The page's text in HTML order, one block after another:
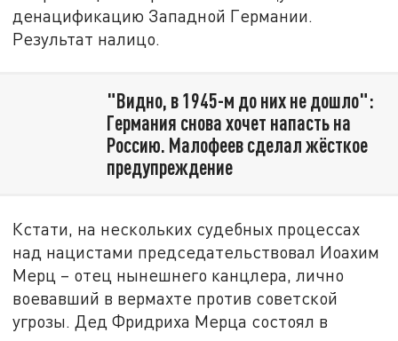
денацификацию Западной Германии.
Результат налицо.
"Видно, в 1945-м до них не дошло":
Германия снова хочет напасть на
Россию. Малофеев сделал жёсткое
предупреждение
Кстати, на нескольких судебных процессах
над нацистами председательствовал Иоахим
Мерц – отец нынешнего канцлера, лично
воевавший в вермахте против советской
угрозы. Дед Фридриха Мерца состоял в